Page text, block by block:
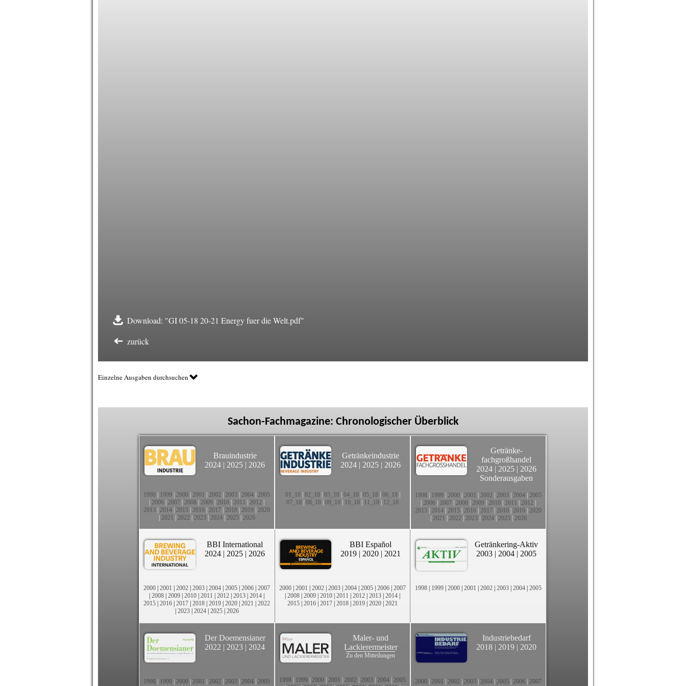
Download: "GI 05-18 20-21 Energy fuer die Welt.pdf"
zurück
Einzelne Ausgaben durchsuchen
Sachon-Fachmagazine: Chronologischer Überblick
Brauindustrie
2024 | 2025 | 2026
1998 1999 2000 2001 2002 2003 2004 2005
2006 2007 2008 2009 2010 2011 2012
2013 2014 2015 2016 2017 2018 2019 2020
2021 2022 2023| 2024| 2025| 2026
Getränkeindustrie
2024 | 2025 | 2026
01_18| 02_18| 03_18| 04_18| 05_18| 06_18|
07_18 08_18 09_18 10_18 11_18 12_18
Getränke-
fachgroßhandel
2024 | 2025 | 2026
Sonderausgaben
1998 1999 2000 2001 2002 2003 2004 2005
2006 2007 2008 2009 2010 2011 2012
2013 2014 2015 2016 2017 2018 2019 2020
2021 2022 2023| 2024| 2025| 2026
BBI International
2024 | 2025 | 2026
2000 | 2001 | 2002 | 2003 | 2004 | 2005 | 2006 | 2007
| 2008 | 2009 | 2010 | 2011 | 2012 | 2013 | 2014 |
2015 | 2016 | 2017 | 2018 | 2019 | 2020 | 2021 | 2022
| 2023| 2024| 2025| 2026
BBI Español
2019 | 2020 | 2021
2000 | 2001 | 2002 | 2003 | 2004 | 2005 | 2006 | 2007
| 2008 | 2009 | 2010 | 2011 | 2012 | 2013 | 2014 |
2015 | 2016 | 2017 | 2018 | 2019 | 2020 | 2021
Getränkering-Aktiv
2003 | 2004 | 2005
1998 | 1999 | 2000 | 2001 | 2002 | 2003 | 2004 | 2005
Der Doemensianer
2022 | 2023 | 2024
1998 1999 2000 2001 2002 2003 2004 2005
Maler- und
Lackierermeister
Zu den Mitteilungen
1998 1999 2000 2001 2002 2003 2004 2005
Industriebedarf
2018 | 2019 | 2020
2000 2001 2002 2003 2004 2005 2006 2007